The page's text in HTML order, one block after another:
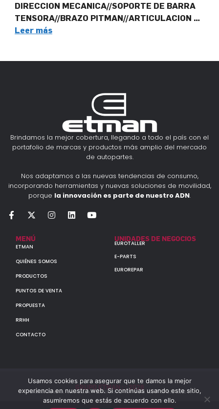
DIRECCION MECANICA//SOPORTE DE BARRA
TENSORA//BRAZO PITMAN//ARTICULACION …
Leer más
Brindamos la mejor cobertura, llegando a todo el país con el
portafolio de marcas y productos más amplio del mercado
de autopartes.
Nos adaptamos a las nuevas tendencias de consumo,
incorporando herramientas y nuevas soluciones de movilidad,
porque la innovación es parte de nuestro ADN.
MENÚ
ETMAN
QUIÉNES SOMOS
PRODUCTOS
PUNTOS DE VENTA
PROPUESTA
RRHH
CONTACTO
UNIDADES DE NEGOCIOS
EUROTALLER
E-PARTS
EUROREPAR
GRUPO ETMAN : : 2026
Todos los derechos reservados a MULTIORIGINAL PARTS S.A. (CUIT: 30-60142852-7)
Usamos cookies para asegurar que te damos la mejor
experiencia en nuestra web. Si continúas usando este sitio,
asumiremos que estás de acuerdo con ello.